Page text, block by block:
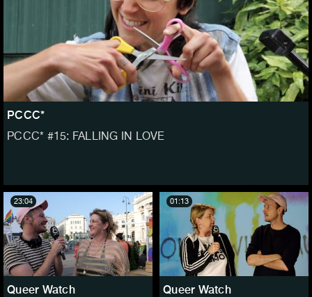
PCCC*
PCCC* #15: FALLING IN LOVE
Queer Watch
23:04
Queer Watch
01:13